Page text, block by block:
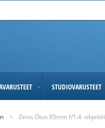
STUDIOVARUSTEET
Zeiss Otus 85mm f/1.4 -